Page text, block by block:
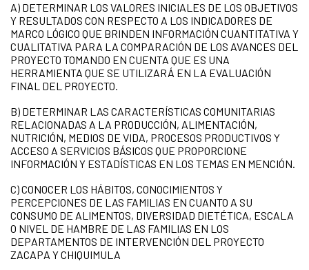
A) DETERMINAR LOS VALORES INICIALES DE LOS OBJETIVOS
Y RESULTADOS CON RESPECTO A LOS INDICADORES DE
MARCO LÓGICO QUE BRINDEN INFORMACIÓN CUANTITATIVA Y
CUALITATIVA PARA LA COMPARACIÓN DE LOS AVANCES DEL
PROYECTO TOMANDO EN CUENTA QUE ES UNA
HERRAMIENTA QUE SE UTILIZARÁ EN LA EVALUACIÓN
FINAL DEL PROYECTO.
B) DETERMINAR LAS CARACTERÍSTICAS COMUNITARIAS
RELACIONADAS A LA PRODUCCIÓN, ALIMENTACIÓN,
NUTRICIÓN, MEDIOS DE VIDA, PROCESOS PRODUCTIVOS Y
ACCESO A SERVICIOS BÁSICOS QUE PROPORCIONE
INFORMACIÓN Y ESTADÍSTICAS EN LOS TEMAS EN MENCIÓN.
C) CONOCER LOS HÁBITOS, CONOCIMIENTOS Y
PERCEPCIONES DE LAS FAMILIAS EN CUANTO A SU
CONSUMO DE ALIMENTOS, DIVERSIDAD DIETÉTICA, ESCALA
O NIVEL DE HAMBRE DE LAS FAMILIAS EN LOS
DEPARTAMENTOS DE INTERVENCIÓN DEL PROYECTO
ZACAPA Y CHIQUIMULA